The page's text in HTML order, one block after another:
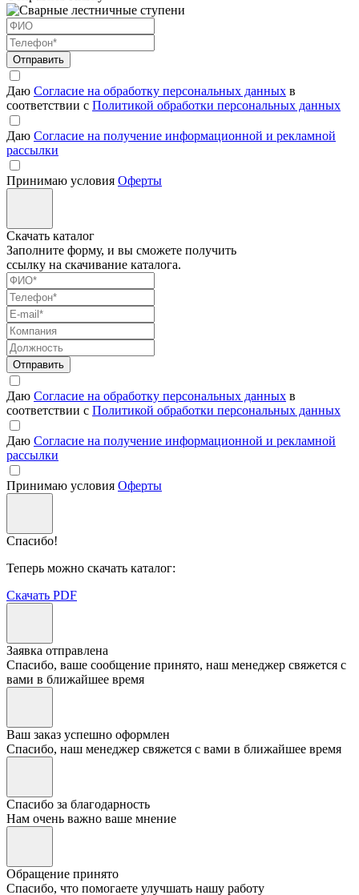
Отправить
Даю Согласие на обработку персональных данных в
соответствии с Политикой обработки персональных данных
Даю Согласие на получение информационной и рекламной
рассылки
Принимаю условия Оферты
Скачать каталог
Заполните форму, и вы сможете получить
ссылку на скачивание каталога.
Отправить
Даю Согласие на обработку персональных данных в
соответствии с Политикой обработки персональных данных
Даю Согласие на получение информационной и рекламной
рассылки
Принимаю условия Оферты
Спасибо!
Теперь можно скачать каталог:
Скачать PDF
Заявка отправлена
Спасибо, ваше сообщение принято, наш менеджер свяжется с
вами в ближайшее время
Ваш заказ успешно оформлен
Спасибо, наш менеджер свяжется с вами в ближайшее время
Спасибо за благодарность
Нам очень важно ваше мнение
Обращение принято
Спасибо, что помогаете улучшать нашу работу